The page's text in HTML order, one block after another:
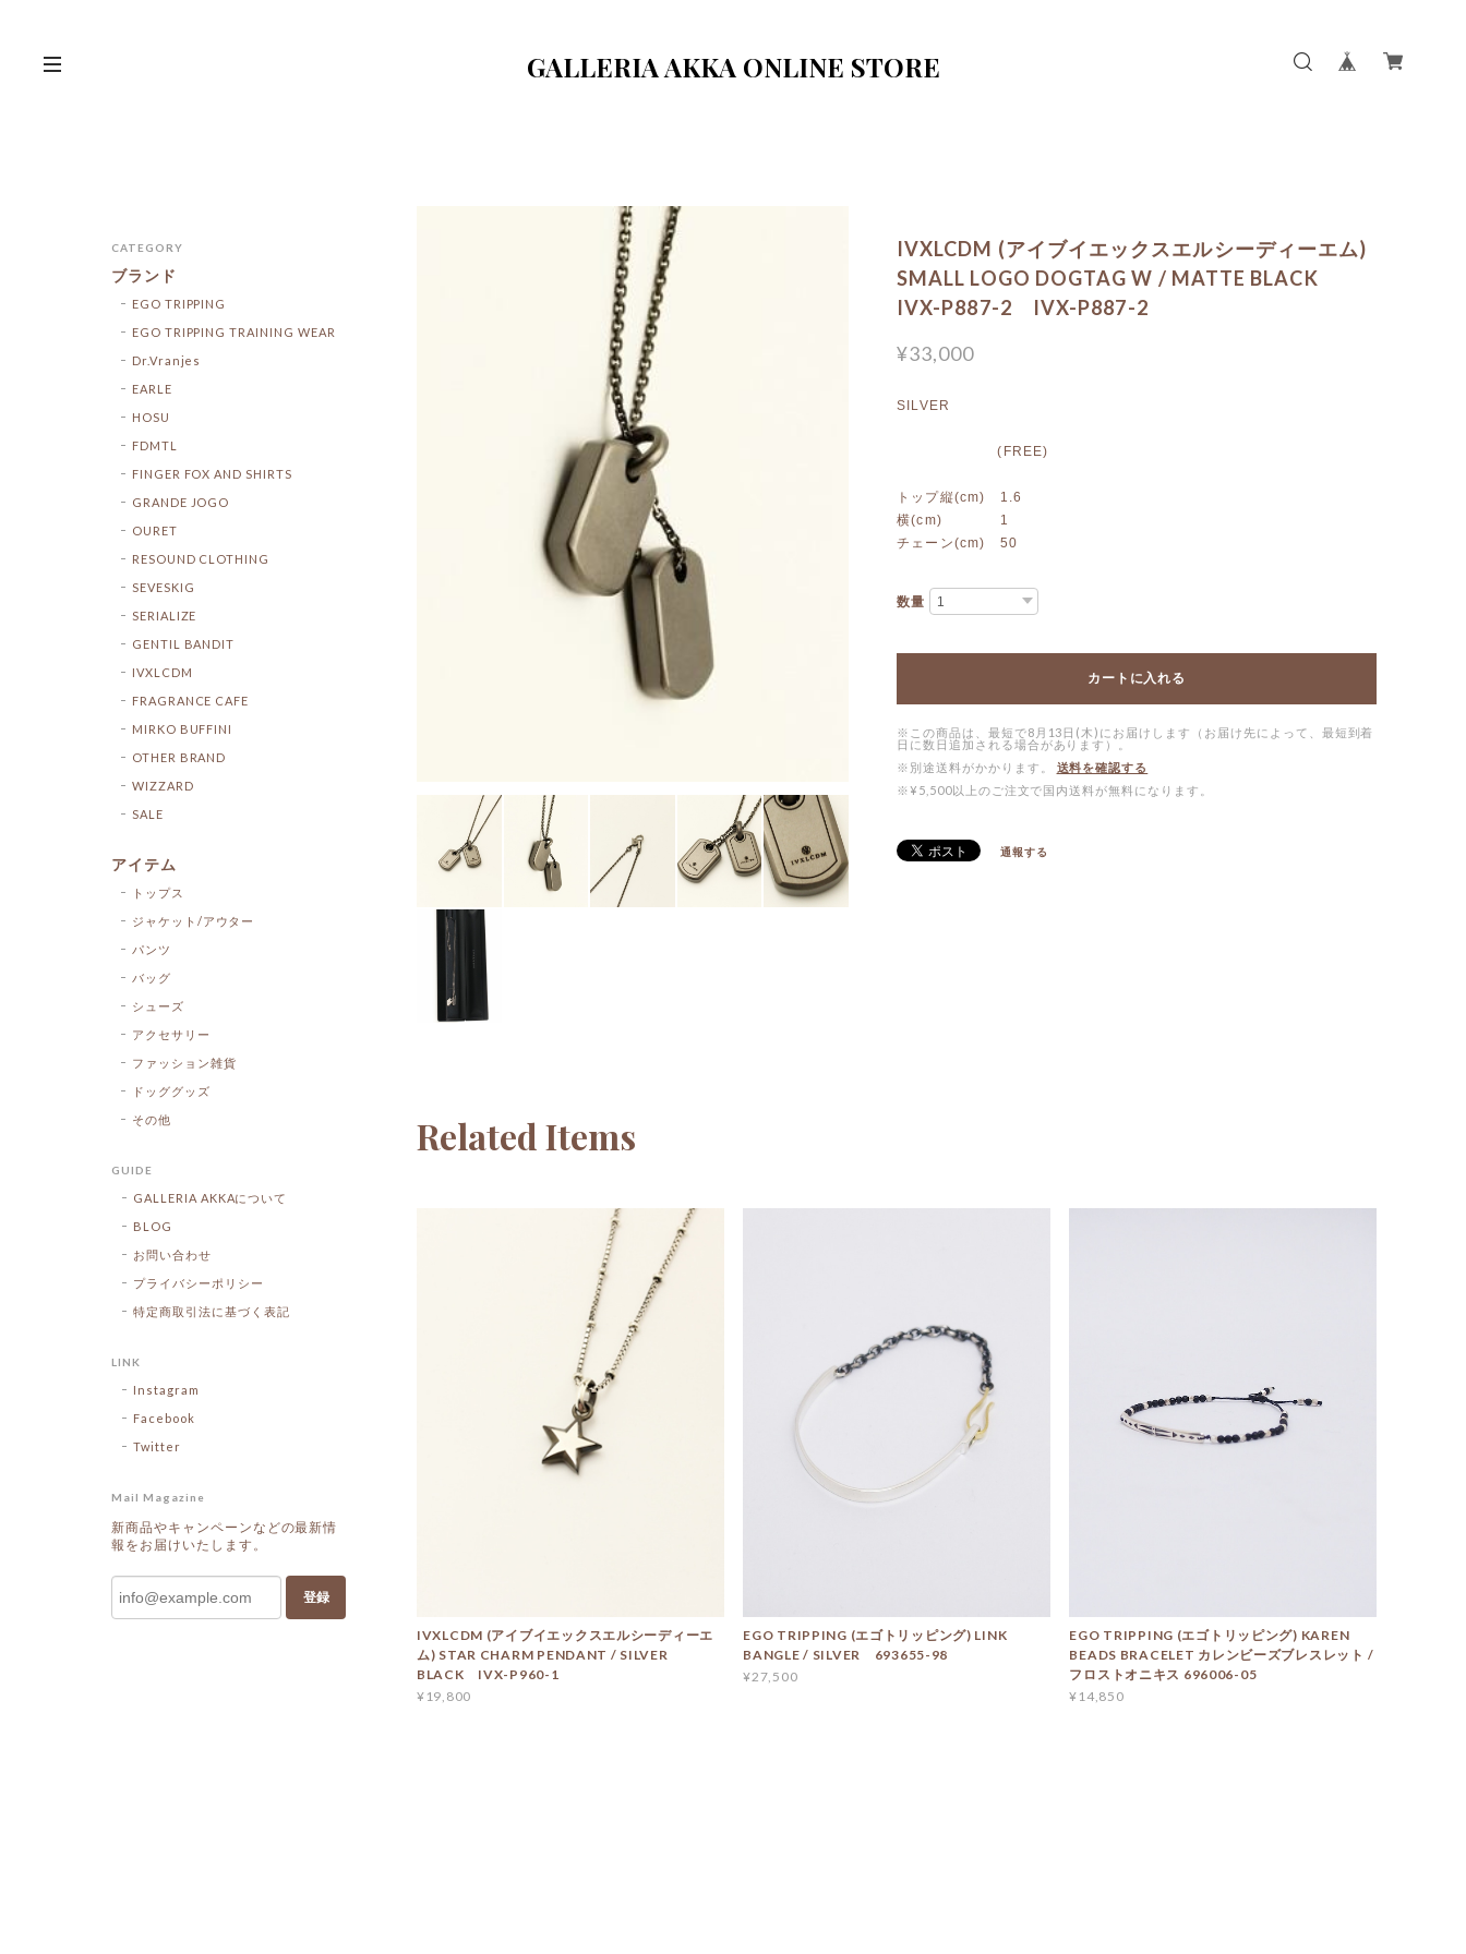
GALLERIA AKKA ONLINE STORE
IVXLCDM (アイブイエックスエルシーディーエム)
SMALL LOGO DOGTAG W / MATTE BLACK
IVX-P887-2 IVX-P887-2
¥33,000
SILVER
(FREE)
トップ縦(cm) 1.6
横(cm) 1
チェーン(cm) 50
数量
カートに入れる
※この商品は、最短で8月13日(木)にお届けします（お届け先によって、最短到着
日に数日追加される場合があります）。
※別途送料がかかります。
送料を確認する
※¥5,500以上のご注文で国内送料が無料になります。
通報する
Related Items
IVXLCDM (アイブイエックスエルシーディーエ
ム) STAR CHARM PENDANT / SILVER
BLACK IVX-P960-1
¥19,800
EGO TRIPPING (エゴトリッピング) LINK
BANGLE / SILVER 693655-98
¥27,500
EGO TRIPPING (エゴトリッピング) KAREN
BEADS BRACELET カレンビーズブレスレット /
フロストオニキス 696006-05
¥14,850
CATEGORY
ブランド
EGO TRIPPING
EGO TRIPPING TRAINING WEAR
Dr.Vranjes
EARLE
HOSU
FDMTL
FINGER FOX AND SHIRTS
GRANDE JOGO
OURET
RESOUND CLOTHING
SEVESKIG
SERIALIZE
GENTIL BANDIT
IVXLCDM
FRAGRANCE CAFE
MIRKO BUFFINI
OTHER BRAND
WIZZARD
SALE
アイテム
トップス
ジャケット/アウター
パンツ
バッグ
シューズ
アクセサリー
ファッション雑貨
ドッググッズ
その他
GUIDE
GALLERIA AKKAについて
BLOG
お問い合わせ
プライバシーポリシー
特定商取引法に基づく表記
LINK
Instagram
Facebook
Twitter
Mail Magazine
新商品やキャンペーンなどの最新情
報をお届けいたします。
登録